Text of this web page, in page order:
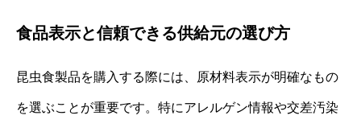
食品表示と信頼できる供給元の選び方
昆虫食製品を購入する際には、原材料表示が明確なもの
を選ぶことが重要です。特にアレルゲン情報や交差汚染